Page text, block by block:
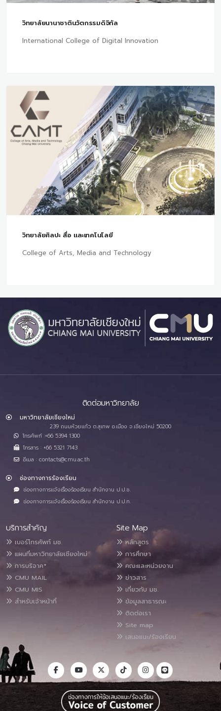
วิทยาลัยนานาชาตินวัตกรรมดิจิทัล
International College of Digital Innovation
วิทยาลัยศิลปะ สื่อ และเทคโนโลยี
College of Arts, Media and Technology
ติดต่อมหาวิทยาลัย
มหาวิทยาลัยเชียงใหม่
239 ถนนห้วยแก้ว ต.สุเทพ อ.เมือง จ.เชียงใหม่ 50200
โทรศัพท์ :+66 5394 1300
โทรสาร : +66 5321 7143
อีเมล : contacts@cmu.ac.th
ช่องทางการร้องเรียน
ช่องทางการแจ้งเรื่องร้องเรียน สำนักงาน ป.ป.ช.
ช่องทางการแจ้งเรื่องร้องเรียน สำนักงาน ป.ป.ท.
บริการสำคัญ
เบอร์โทรศัพท์ มช.
แผนที่มหาวิทยาลัยเชียงใหม่
การบริจาค*
CMU MAIL
CMU MIS
สำหรับเจ้าหน้าที่
Site Map
หลักสูตร
การศึกษา
คณะและหน่วยงาน
ข่าวสาร
เกี่ยวกับ มช.
ข้อมูลสาธารณะ
ติดต่อเรา
Site map
เสนอแนะ/ร้องเรียน